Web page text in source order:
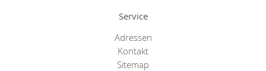
Service
Adressen
Kontakt
Sitemap